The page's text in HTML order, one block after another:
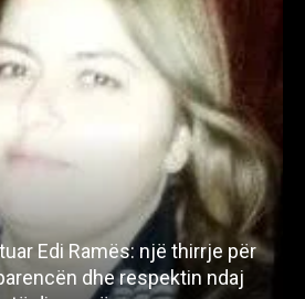
Edi Ramës: një thirrje për
dhe respektin ndaj